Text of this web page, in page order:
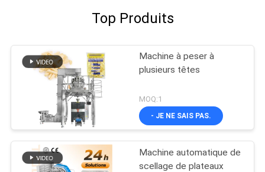
Top Produits
Machine à peser à
plusieurs têtes
MOQ:1
- JE NE SAIS PAS.
Machine automatique de
scellage de plateaux